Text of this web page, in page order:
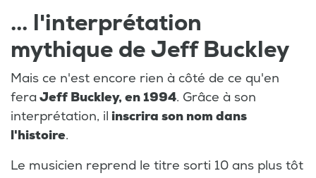
... l'interprétation
mythique de Jeff Buckley
Mais ce n'est encore rien à côté de ce qu'en
fera Jeff Buckley, en 1994. Grâce à son
interprétation, il inscrira son nom dans
l'histoire.
Le musicien reprend le titre sorti 10 ans plus tôt